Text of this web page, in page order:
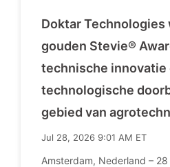
Doktar Technologies
gouden Stevie®
technische innovatie
technologische
gebied van
Jul 28, 2026 9:01 AM ET
Amsterdam, Nederland –